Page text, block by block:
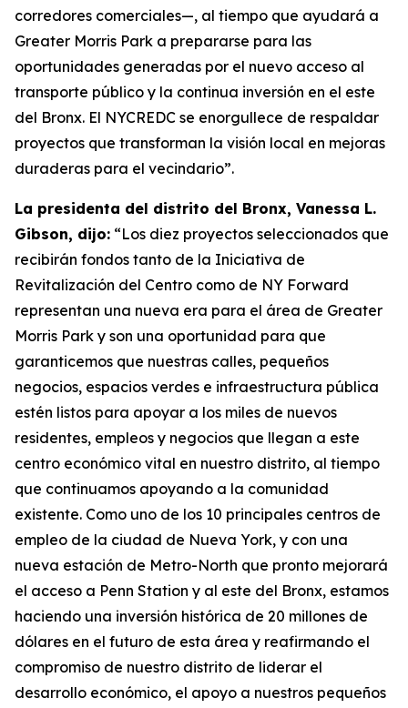
corredores comerciales—, al tiempo que ayudará a
Greater Morris Park a prepararse para las
oportunidades generadas por el nuevo acceso al
transporte público y la continua inversión en el este
del Bronx. El NYCREDC se enorgullece de respaldar
proyectos que transforman la visión local en mejoras
duraderas para el vecindario”.
La presidenta del distrito del Bronx, Vanessa L.
Gibson, dijo: “Los diez proyectos seleccionados que
recibirán fondos tanto de la Iniciativa de
Revitalización del Centro como de NY Forward
representan una nueva era para el área de Greater
Morris Park y son una oportunidad para que
garanticemos que nuestras calles, pequeños
negocios, espacios verdes e infraestructura pública
estén listos para apoyar a los miles de nuevos
residentes, empleos y negocios que llegan a este
centro económico vital en nuestro distrito, al tiempo
que continuamos apoyando a la comunidad
existente. Como uno de los 10 principales centros de
empleo de la ciudad de Nueva York, y con una
nueva estación de Metro-North que pronto mejorará
el acceso a Penn Station y al este del Bronx, estamos
haciendo una inversión histórica de 20 millones de
dólares en el futuro de esta área y reafirmando el
compromiso de nuestro distrito de liderar el
desarrollo económico, el apoyo a nuestros pequeños